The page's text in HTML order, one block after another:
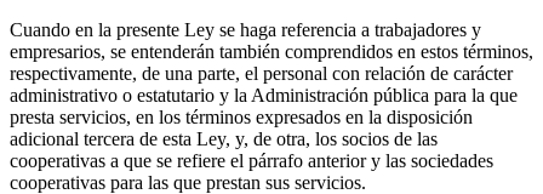
Cuando en la presente Ley se haga referencia a trabajadores y
empresarios, se entenderán también comprendidos en estos términos,
respectivamente, de una parte, el personal con relación de carácter
administrativo o estatutario y la Administración pública para la que
presta servicios, en los términos expresados en la disposición
adicional tercera de esta Ley, y, de otra, los socios de las
cooperativas a que se refiere el párrafo anterior y las sociedades
cooperativas para las que prestan sus servicios.